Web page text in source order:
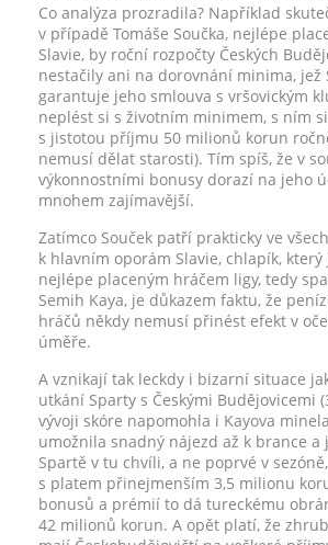
Co analýza prozradila? Například
v případě Tomáše Součka, nejlépe
Slavie, by roční rozpočty Českých
nestačily ani na dorovnání minima, jež
garantuje jeho smlouva s vršovickým
neplést si s životním minimem, s ním
s jistotou příjmu 50 milionů korun
nemusí dělat starosti). Tím spíš, že v
výkonnostními bonusy dorazí na jeho
mnohem zajímavější.
Zatímco Souček patří prakticky ve
k hlavním oporám Slavie, chlapík,
nejlépe placeným hráčem ligy, tedy
Semih Kaya, je důkazem faktu, že
hráčů někdy nemusí přinést efekt v
úměře.
A vznikají tak leckdy i bizarní situace
utkání Sparty s Českými Budějovicemi
vývoji skóre napomohla i Kayova
umožnila snadný nájezd až k brance a
Spartě v tu chvíli, a ne poprvé v
s platem přinejmenším 3,5 milionu
bonusů a prémií to dá tureckému
42 milionů korun. A opět platí, že